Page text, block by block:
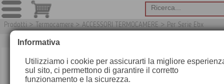
Prodotti > Termocamere > ACCESSORI TERMOCAMERE > Per Serie Ebx
Informativa
Utilizziamo i cookie per assicurarti la migliore
sul sito, ci permettono di garantire il corretto
funzionamento e la sicurezza.